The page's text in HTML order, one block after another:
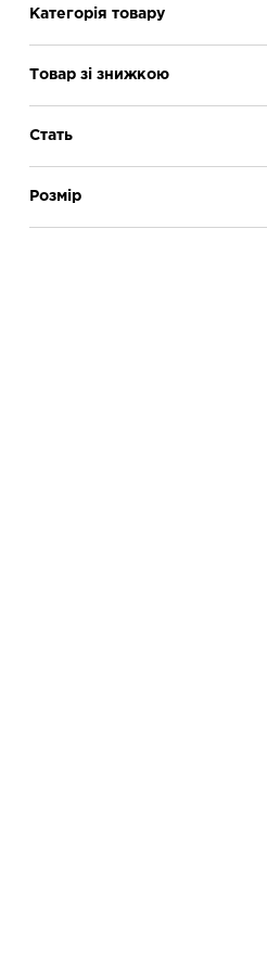
Florens
Категорія товару
Босоніжки
Товар зі знижкою
Так
Стать
жіноча
Розмір